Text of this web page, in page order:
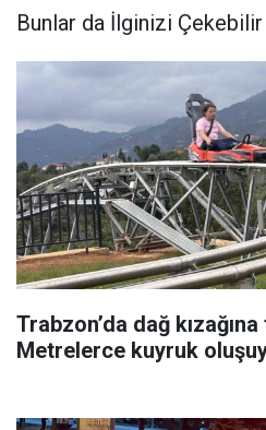
Bunlar da İlginizi Çekebilir
Trabzon’da dağ kızağına
Metrelerce kuyruk